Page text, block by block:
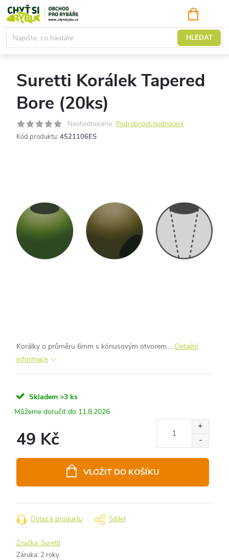
Přejít
na
obsah
HLEDAT
KOŠÍK
Bižuterie
Suretti Korálek Tapered
Bore (20ks)
Neohodnoceno Podrobnosti hodnocení
Kód produktu: 4521106ES
Korálky o průměru 6mm s kónusovým otvorem.... Detailní
informace
Skladem >3 ks
11.8.2026
49 Kč
VLOŽIT DO KOŠÍKU
Dotaz k produktu Sdílet
Značka:Suretti
Záruka: 2 roky